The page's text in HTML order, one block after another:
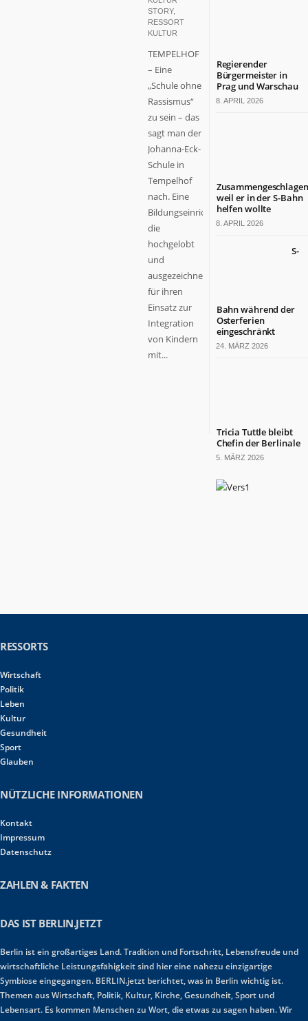
STORY,
RESSORT
KULTUR
TEMPELHOF
– Eine
„Schule ohne
Rassismus“
zu sein – das
sagt man der
Johanna-Eck-
Schule in
Tempelhof
nach. Eine
Bildungseinrichtung,
die
hochgelobt
und
ausgezeichnet
für ihren
Einsatz zur
Integration
von Kindern
mit...
Regierender
Bürgermeister in
Prag und Warschau
8. APRIL 2026
weil er in der S-Bahn
helfen wollte
8. APRIL 2026
S-
Bahn während der
Osterferien
eingeschränkt
24. MÄRZ 2026
Tricia Tuttle bleibt
Chefin der Berlinale
5. MÄRZ 2026
RESSORTS
Wirtschaft
Politik
Leben
Kultur
Gesundheit
Sport
Glauben
NÜTZLICHE INFORMATIONEN
Kontakt
Impressum
Datenschutz
ZAHLEN & FAKTEN
DAS IST BERLIN.JETZT
Berlin ist ein großartiges Land. Tradition und Fortschritt, Lebensfreude und
wirtschaftliche Leistungsfähigkeit sind hier eine nahezu einzigartige
Symbiose eingegangen. BERLIN.jetzt berichtet, was in Berlin wichtig ist.
Themen aus Wirtschaft, Politik, Kultur, Kirche, Gesundheit, Sport und
Lebensart. Es kommen Menschen zu Wort, die etwas zu sagen haben. Wir